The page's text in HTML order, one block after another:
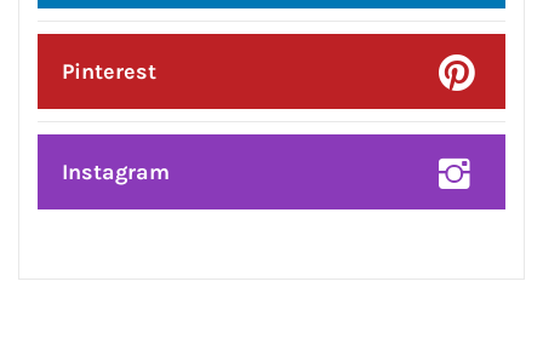
Posted On:6 Aug 2026
ਸਪੀਕਰ ਇਹ ਯਕੀਨੀ ਬਣਾਉਣ ਕਿ ਇਕਪੱਖੀ
ਰਾਜਨੀਤੀ ਤੱਥਾਂ ਅਤੇ ਨਿਰਪੱਖਤਾ ‘ਤੇ ਹਾਵੀ ਨਾ
ਹੋਵੇ: ਅਸ਼ਵਨੀ ਸ਼ਰਮਾ*